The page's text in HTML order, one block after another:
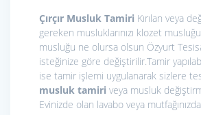
Çırçır Musluk Tamiri Kırılan veya
gereken musluklarınızı klozet
musluğu ne olursa olsun Özyurt
isteğinize göre değiştirilir.Tamir
ise tamir işlemi uygulanarak sizlere
musluk tamiri veya musluk
Evinizde olan lavabo veya